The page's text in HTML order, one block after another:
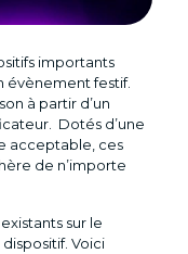
importants
évènement festif.
à partir d’un
Dotés d’une
acceptable, ces
de n’importe
sur le
Voici